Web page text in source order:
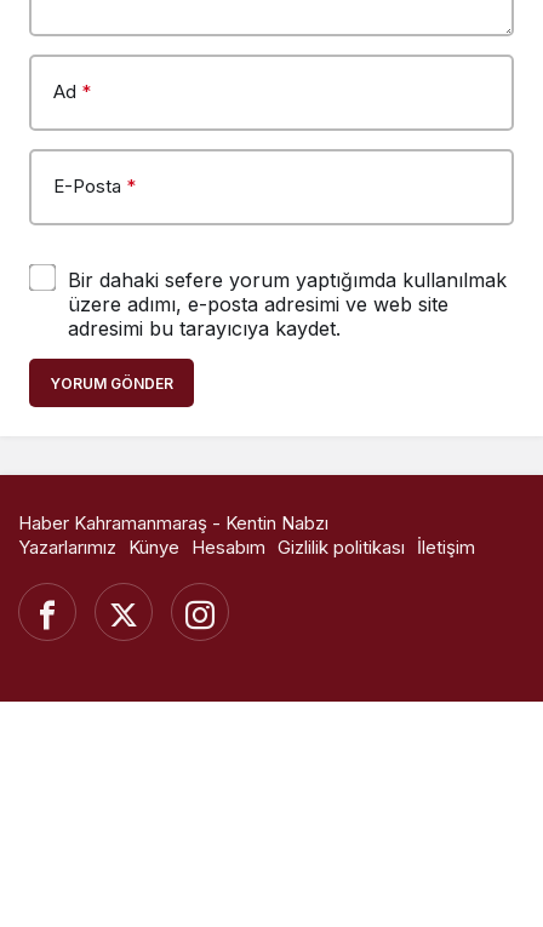
Ad *
E-Posta *
Bir dahaki sefere yorum yaptığımda kullanılmak
üzere adımı, e-posta adresimi ve web site
adresimi bu tarayıcıya kaydet.
YORUM GÖNDER
Haber Kahramanmaraş - Kentin Nabzı
Yazarlarımız
Künye Hesabım Gizlilik politikası İletişim